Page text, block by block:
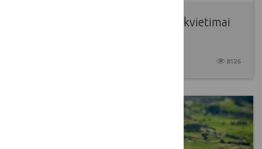
Paskelbti „Interreg“ programos kvietimai
8126